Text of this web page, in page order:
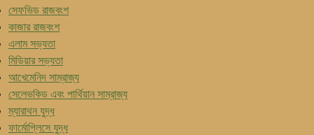
সেফভিড রাজবংশ
কাজার রাজবংশ
এলাম সভ্যতা
মিডিয়ার সভ্যতা
আখেমেনিদ সাম্রাজ্য
সেলেভকিড এবং পার্থিয়ান সাম্রাজ্য
ম্যারাথন যুদ্ধ
ফার্মোপি্লসে যুদ্ধ